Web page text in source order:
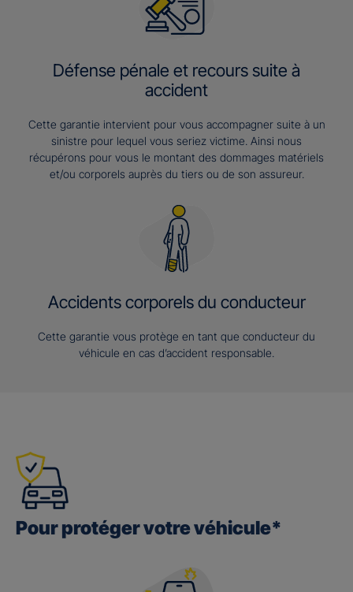
Défense pénale et recours suite à
accident
Cette garantie intervient pour vous accompagner suite à un
sinistre pour lequel vous seriez victime. Ainsi nous
récupérons pour vous le montant des dommages matériels
et/ou corporels auprès du tiers ou de son assureur.
Accidents corporels du conducteur
Cette garantie vous protège en tant que conducteur du
véhicule en cas d’accident responsable.
Pour protéger votre véhicule*